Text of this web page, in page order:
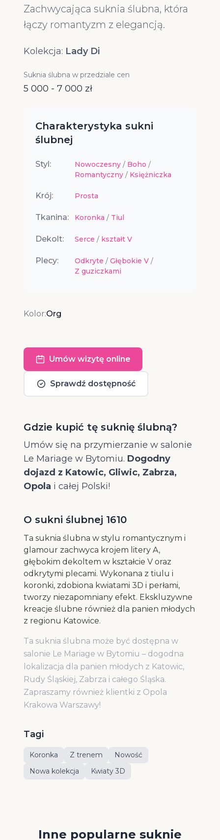
Zachwycająca suknia ślubna, która
łączy romantyzm z elegancją.
Kolekcja: Lady Di
Suknia ślubna w przedziale cen
5 000 - 7 000 zł
Charakterystyka sukni
ślubnej
Styl: Nowoczesny / Boho /
Romantyczny / Księżniczka
Krój: Prosta
Tkanina: Koronka / Tiul
Dekolt: Serce / kształt V
Plecy: Odkryte / Głębokie V /
Z guziczkami
Kolor:Org
Umów wizytę online
Sprawdź dostępność
Gdzie kupić tę suknię ślubną?
Umów się na przymierzanie w salonie
Le Mariage w Bytomiu. Dogodny
dojazd z Katowic, Gliwic, Zabrza,
Opola i całej Polski!
O sukni ślubnej 1610
Ta suknia ślubna w stylu romantycznym i
glamour zachwyca krojem litery A,
głębokim dekoltem w kształcie V oraz
odkrytymi plecami. Wykonana z tiulu i
koronki, zdobiona kwiatami 3D i perłami,
tworzy niezapomniany efekt. Ekskluzywne
kreacje ślubne również dla panien młodych
z regionu Katowice.
Ta suknia ślubna może być dostępna w
salonie Le Mariage w Bytomiu – dogodna
lokalizacja dla panien młodych z Katowic,
Rudy Śląskiej, Zabrza i całego Śląska.
Zapraszamy również klientki z Opola
Krakowa Warszawy!
Tagi
Koronka Z trenem
Nowość
Nowa kolekcja
Kwiaty 3D
Inne popularne suknie